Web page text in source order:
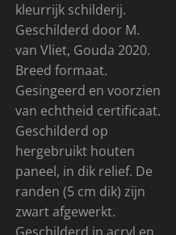
kleurrijk schilderij.
Geschilderd door M.
van Vliet, Gouda 2020.
Breed formaat.
Gesingeerd en voorzien
van echtheid certificaat.
Geschilderd op
hergebruikt houten
paneel, in dik relief. De
randen (5 cm dik) zijn
zwart afgewerkt.